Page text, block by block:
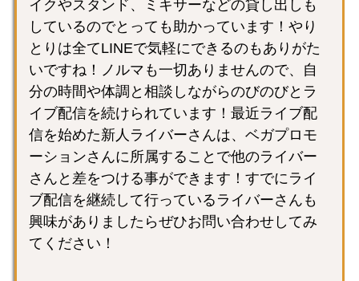
イクやスタンド、ミキサーなどの貸し出しも
しているのでとっても助かっています！やり
とりは全てLINEで気軽にできるのもありがた
いですね！ノルマも一切ありませんので、自
分の時間や体調と相談しながらのびのびとラ
イブ配信を続けられています！最近ライブ配
信を始めた新人ライバーさんは、ベガプロモ
ーションさんに所属することで他のライバー
さんと差をつける事ができます！すでにライ
ブ配信を継続して行っているライバーさんも
興味がありましたらぜひお問い合わせしてみ
てください！